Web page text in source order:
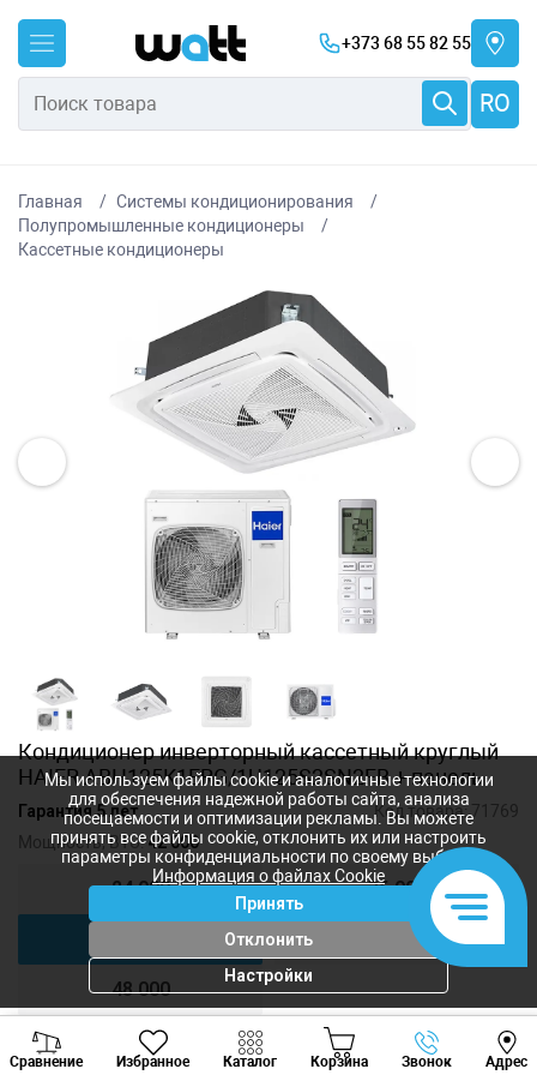
+373 68 55 82 55
RO
Главная
Системы кондиционирования
Полупромышленные кондиционеры
Каcсетные кондиционеры
Кондиционер инверторный кассетный круглый
HAIER ABH125K1ERG/1U125S2SN2FB + панель
Гарантия 5 лет Код товара:71769
Мощность, BTU:42 000
24 000 36 000
48 000
48 000
Сравнение Избранное Каталог Корзина Звонок Адрес
Viber Whatsapp
Мы используем файлы cookie и аналогичные технологии
для обеспечения надежной работы сайта, анализа
посещаемости и оптимизации рекламы. Вы можете
принять все файлы cookie, отклонить их или настроить
параметры конфиденциальности по своему выбору.
Информация о файлах Cookie
Принять
Отклонить
Настройки